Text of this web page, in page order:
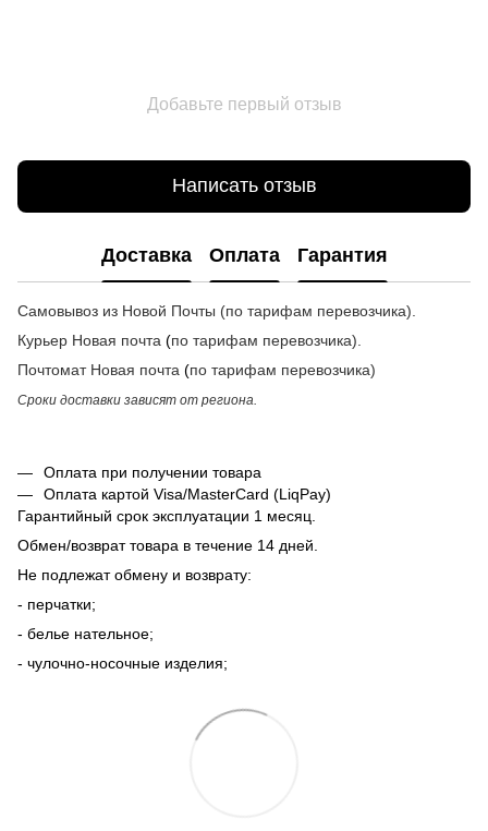
Добавьте первый отзыв
Написать отзыв
Доставка Оплата Гарантия
Самовывоз из Новой Почты (по тарифам перевозчика).
Курьер Новая почта (по тарифам перевозчика).
Почтомат Новая почта (по тарифам перевозчика)
Сроки доставки зависят от региона.
Оплата при получении товара
Оплата картой Visa/MasterCard (LiqPay)
Гарантийный срок эксплуатации 1 месяц.
Обмен/возврат товара в течение 14 дней.
Не подлежат обмену и возврату:
- перчатки;
- белье нательное;
- чулочно-носочные изделия;